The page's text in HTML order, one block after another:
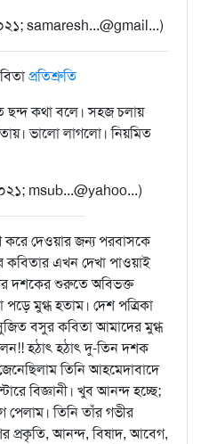
samaresh...@gmail...)
প্রতিশ্রুতি
ছন্দ কথা বলে। সহজ চলায়
ভালো লাগলো। নিয়মিত
msub...@yahoo...)
দেওয়ার জন্য পরবাসকে
কবিতার এখন দেখা পাওয়াই
দশকের শুরুতে অবিভক্ত
পড়ে মুগ্ধ হতাম। দেশ পত্রিকা
বসুর কবিতা আমাদের মুগ্ধ
হঠাৎ হঠাৎ দু-তিন দশক
তিনি আহমেদাবাদে
বিজ্ঞানী। খুব আনন্দ হচ্ছে;
তিনি তাঁর গভীর
প্রকৃতি, আনন্দ, বিষাদ, আবেগ,